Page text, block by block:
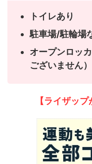
トイレあり
駐車場/駐輪場
オープンロッ
ございません）
【ライザップ